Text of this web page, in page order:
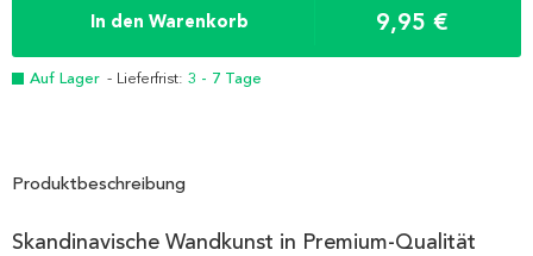
In den Warenkorb 9,95 €
Auf Lager - Lieferfrist: 3 - 7 Tage
Produktbeschreibung
Skandinavische Wandkunst in Premium-Qualität